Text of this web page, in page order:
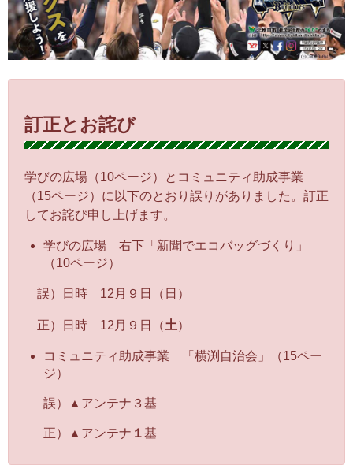
訂正とお詫び
学びの広場（10ページ）とコミュニティ助成事業
（15ページ）に以下のとおり誤りがありました。訂正
してお詫び申し上げます。
学びの広場 右下「新聞でエコバッグづくり」
（10ページ）
誤）日時 12月９日（日）
正） 日時 12月９日（土）
コミュニティ助成事業 「横渕自治会」（15ペー
ジ）
誤）▲アンテナ３基
正）▲ アンテナ １基